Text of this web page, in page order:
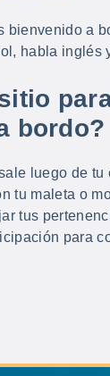
bienvenido a
habla inglés
bordo?
luego de tu
tu maleta o
tus
para